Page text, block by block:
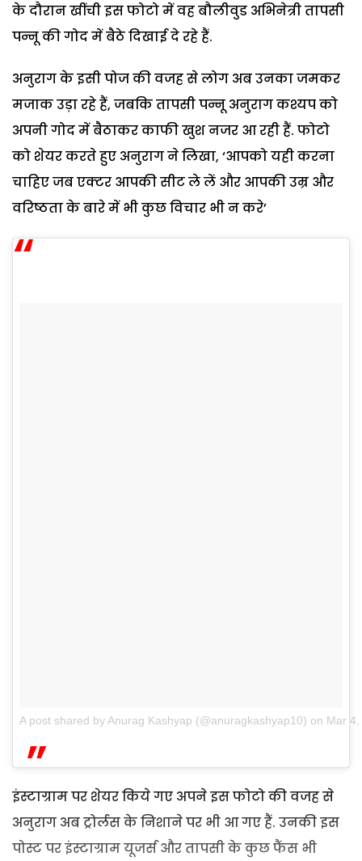
के दौरान खींची इस फोटो में वह बौलीवुड अभिनेत्री तापसी
पन्नू की गोद में बैठे दिखाई दे रहे हैं.
अनुराग के इसी पोज की वजह से लोग अब उनका जमकर
मजाक उड़ा रहे हैं, जबकि तापसी पन्नू अनुराग कश्यप को
अपनी गोद में बैठाकर काफी खुश नजर आ रही हैं. फोटो
को शेयर करते हुए अनुराग ने लिखा, ‘आपको यही करना
चाहिए जब एक्टर आपकी सीट ले लें और आपकी उम्र और
वरिष्ठता के बारे में भी कुछ विचार भी न करे’
A post shared by Anurag Kashyap (@anuragkashyap10) on Mar
इंस्टाग्राम पर शेयर किये गए अपने इस फोटो की वजह से
अनुराग अब ट्रोर्लस के निशाने पर भी आ गए हैं. उनकी इस
पोस्ट पर इंस्टाग्राम यूजर्स और तापसी के कुछ फैंस भी